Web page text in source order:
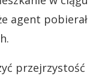
agent pobierał
przejrzystość